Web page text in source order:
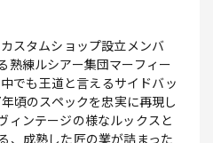
スタムショップ設立メンバ
熟練ルシアー集団マーフィー
でも王道と言えるサイドバッ
頃のスペックを忠実に再現し
ィンテージの様なルックスと
、成熟した匠の業が詰まった